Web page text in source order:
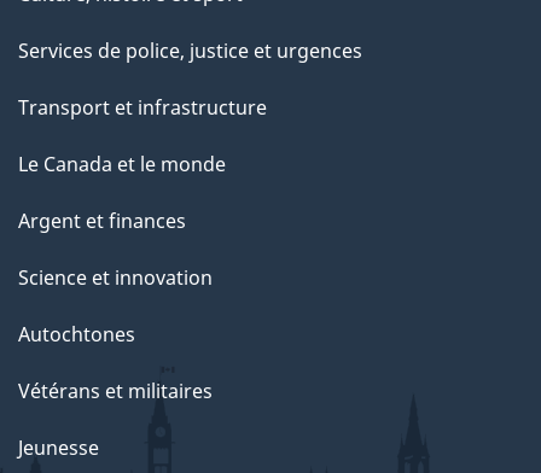
Services de police, justice et urgences
Transport et infrastructure
Le Canada et le monde
Argent et finances
Science et innovation
Autochtones
Vétérans et militaires
Jeunesse